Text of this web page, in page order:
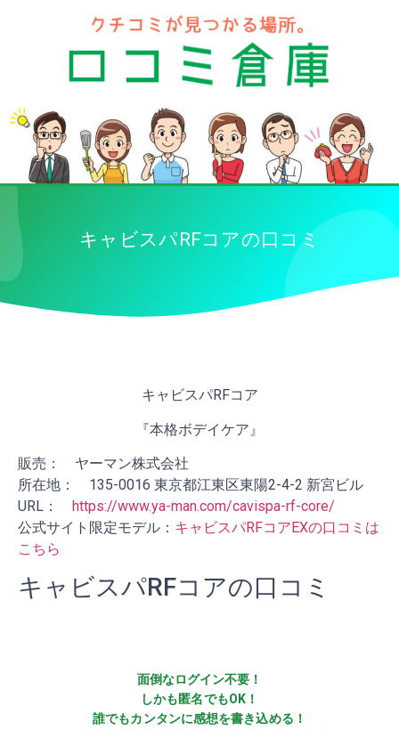
キャビスパRFコアの口コミ
キャビスパRFコア
『本格ボデイケア』
販売： ヤーマン株式会社
所在地： 135-0016 東京都江東区東陽2-4-2 新宮ビル
URL： https://www.ya-man.com/cavispa-rf-core/
公式サイト限定モデル： キャビスパRFコアEXの口コミは
こちら
キャビスパRFコアの口コミ
面倒なログイン不要！
しかも匿名でもOK！
誰でもカンタンに感想を書き込める！